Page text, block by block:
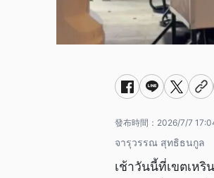
發布時間： 2026/7/7
จารุวรรณ สุทธิธนกูล
เช้าวันนี้ที่เขตเหริ